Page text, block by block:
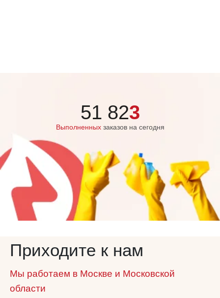
51 823
Выполненныхзаказов на сегодня
Приходите к нам
Мы работаем в Москве и Московской
области